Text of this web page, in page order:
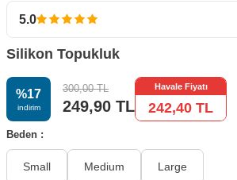
5.0
Silikon Topukluk
%17
i̇ndirim
300,00TL
249,90 TL
Havale Fiyatı
242,40 TL
Beden :
Small Medium Large